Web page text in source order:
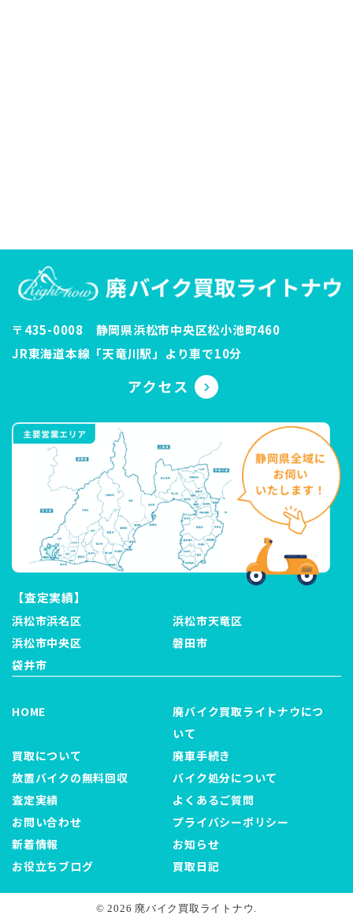
〒435-0008 静岡県浜松市中央区松小池町460
JR東海道本線「天竜川駅」より車で10分
【査定実績】
浜松市浜名区
浜松市天竜区
浜松市中央区
磐田市
袋井市
HOME
廃バイク買取ライトナウにつ
いて
買取について
廃車手続き
放置バイクの無料回収
バイク処分について
査定実績
よくあるご質問
お問い合わせ
プライバシーポリシー
新着情報
お知らせ
お役立ちブログ
買取日記
© 2026 廃バイク買取ライトナウ.